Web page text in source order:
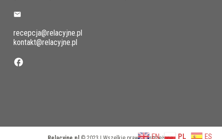
recepcja@relacyjne.pl
kontakt@relacyjne.pl
EN PL ES